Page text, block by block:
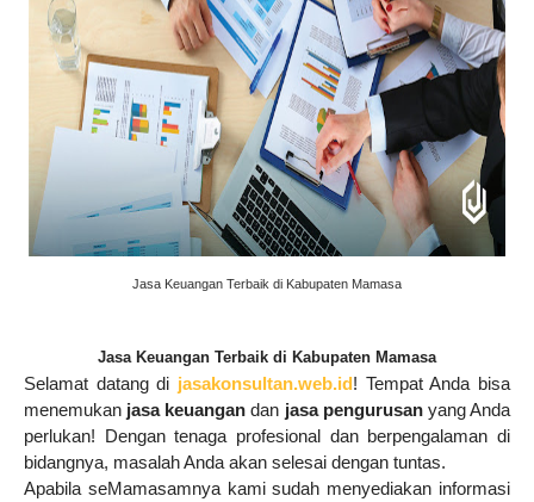
Jasa Keuangan Terbaik di Kabupaten Mamasa
Jasa Keuangan Terbaik di Kabupaten Mamasa
Selamat datang di jasakonsultan.web.id ! Tempat Anda bisa
menemukan jasa keuangandan jasa pengurusanyang Anda
perlukan! Dengan tenaga profesional dan berpengalaman di
bidangnya, masalah Anda akan selesai dengan tuntas.
Apabila seMamasamnya kami sudah menyediakan informasi